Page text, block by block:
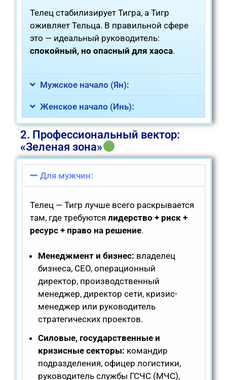
Телец стабилизирует Тигра, а Тигр
оживляет Тельца. В правильной сфере
это — идеальный руководитель:
спокойный, но опасный для хаоса.
Мужское начало (Ян):
Женское начало (Инь):
2. Профессиональный вектор:
«Зеленая зона»
Для мужчин:
Телец — Тигр лучше всего раскрывается
там, где требуются лидерство + риск +
ресурс + право на решение.
Менеджмент и бизнес: владелец
бизнеса, CEO, операционный
директор, производственный
менеджер, директор сети, кризис-
менеджер или руководитель
стратегических проектов.
Силовые, государственные и
кризисные секторы: командир
подразделения, офицер логистики,
руководитель службы ГСЧС (МЧС),